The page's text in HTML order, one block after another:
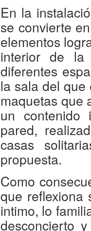
En la
se convierte
elementos
interior de la
diferentes
la sala del que
maquetas que
un contenido
pared,
casas
propuesta.
Como
que reflexiona
intimo, lo
desconcierto